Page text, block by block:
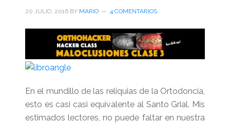
20 JULIO, 2016BY MARIO 4 COMENTARIOS
En el mundillo de las reliquias de la Ortodoncia,
esto es casi casi equivalente al Santo Grial. Mis
estimados lectores, no puede faltar en nuestra